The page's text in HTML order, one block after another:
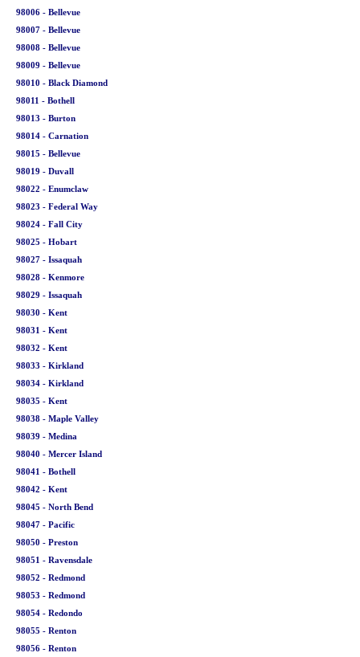
98006 - Bellevue
98007 - Bellevue
98008 - Bellevue
98009 - Bellevue
98010 - Black Diamond
98011 - Bothell
98013 - Burton
98014 - Carnation
98015 - Bellevue
98019 - Duvall
98022 - Enumclaw
98023 - Federal Way
98024 - Fall City
98025 - Hobart
98027 - Issaquah
98028 - Kenmore
98029 - Issaquah
98030 - Kent
98031 - Kent
98032 - Kent
98033 - Kirkland
98034 - Kirkland
98035 - Kent
98038 - Maple Valley
98039 - Medina
98040 - Mercer Island
98041 - Bothell
98042 - Kent
98045 - North Bend
98047 - Pacific
98050 - Preston
98051 - Ravensdale
98052 - Redmond
98053 - Redmond
98054 - Redondo
98055 - Renton
98056 - Renton